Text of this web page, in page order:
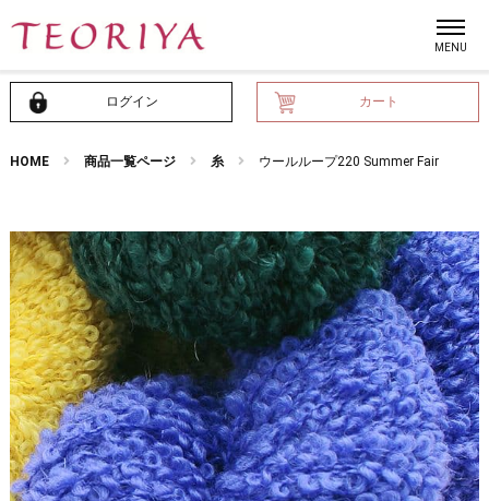
ログイン カート
HOME 商品一覧ページ 糸 ウールループ220 Summer Fair